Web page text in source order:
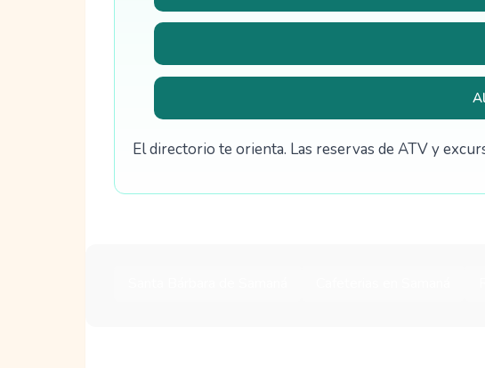
El directorio te orienta. Las reservas de ATV y